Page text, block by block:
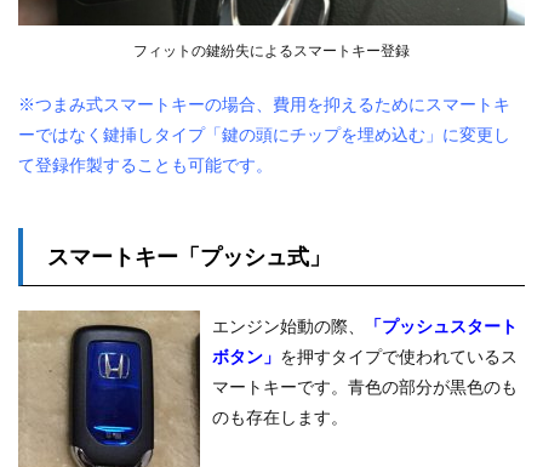
フィットの鍵紛失によるスマートキー登録
※つまみ式スマートキーの場合、費用を抑えるためにスマートキ
ーではなく鍵挿しタイプ「鍵の頭にチップを埋め込む」に変更し
て登録作製することも可能です。
スマートキー「プッシュ式」
エンジン始動の際、
「プッシュスタート
ボタン」 を押すタイプで使われているス
マートキーです。青色の部分が黒色のも
のも存在します。